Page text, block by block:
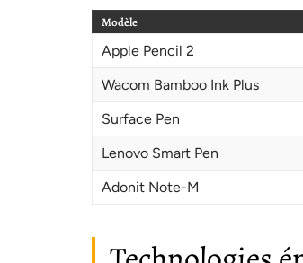
Modèle
Apple Pencil 2
Wacom Bamboo Ink Plus
Surface Pen
Lenovo Smart Pen
Adonit Note-M